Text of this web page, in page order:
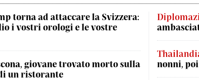
torna ad attaccare la Svizzera:
i vostri orologi e le vostre
giovane trovato morto sulla
un ristorante
nonni,